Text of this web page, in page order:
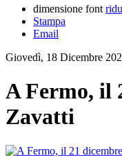
dimensione font
Stampa
Email
Giovedì, 18 Dicembre
A Fermo, il
Zavatti